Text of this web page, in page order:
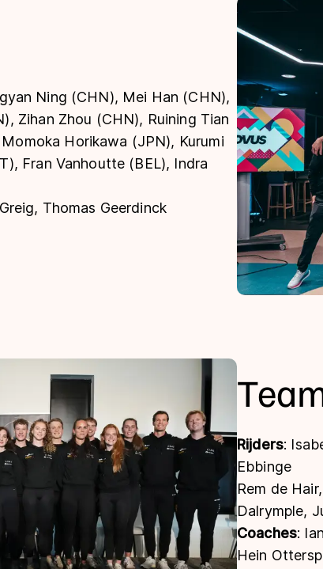
Ning (CHN), Mei Han (CHN),
Zihan Zhou (CHN), Ruining Tian
Horikawa (JPN), Kurumi
Fran Vanhoutte (BEL), Indra
Thomas Geerdinck
Rijders:
Ebbinge
Rem de
Dalrymple,
Coaches:
Hein